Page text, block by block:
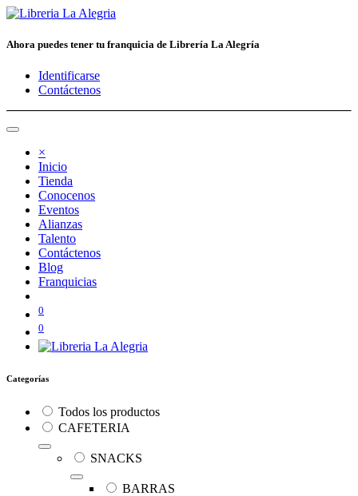
Ahora puedes tener tu franquicia de Librería La Alegría
Identificarse
Contáctenos
×
Inicio
Tienda
Conocenos
Eventos
Alianzas
Talento
Contáctenos
Blog
Franquicias
0
0
Categorías
Todos los productos
CAFETERIA
SNACKS
BARRAS